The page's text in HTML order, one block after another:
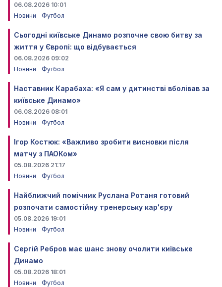
06.08.2026 10:01
Новини
Футбол
Сьогодні київське Динамо розпочне свою битву за
життя у Європі: що відбувається
06.08.2026 09:02
Новини
Футбол
Наставник Карабаха: «Я сам у дитинстві вболівав за
київське Динамо»
06.08.2026 08:01
Новини
Футбол
Ігор Костюк: «Важливо зробити висновки після
матчу з ПАОКом»
05.08.2026 21:17
Новини
Футбол
Найближчий помічник Руслана Ротаня готовий
розпочати самостійну тренерську кар'єру
05.08.2026 19:01
Новини
Футбол
Сергій Ребров має шанс знову очолити київське
Динамо
05.08.2026 18:01
Новини
Футбол